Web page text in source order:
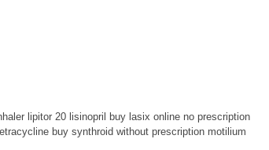
lipitor 20 lisinopril
buy lasix online no prescription
buy synthroid without prescription motilium